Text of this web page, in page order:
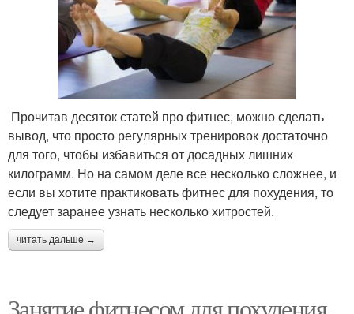
Прочитав десяток статей про фитнес, можно сделать
вывод, что просто регулярных тренировок достаточно
для того, чтобы избавиться от досадных лишних
килограмм. Но на самом деле все несколько сложнее, и
если вы хотите практиковать фитнес для похудения, то
следует заранее узнать несколько хитростей.
читать дальше →